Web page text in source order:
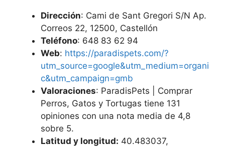
Dirección: Cami de Sant Gregori S/N Ap.
Correos 22, 12500, Castellón
Teléfono: 648 83 62 94
Web: https://paradispets.com/?
utm_source=google&utm_medium=organi
c&utm_campaign=gmb
Valoraciones: ParadisPets | Comprar
Perros, Gatos y Tortugas tiene 131
opiniones con una nota media de 4,8
sobre 5.
Latitud y longitud: 40.483037,